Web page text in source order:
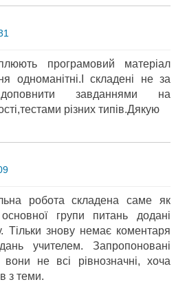
програмовий матеріал
одноманітні.І складені не за
завданнями на
різних типів.Дякую
робота складена саме як
групи питань додані
Тільки знову немає коментаря
учителем. Запропоновані
вони не всі рівнозначні, хоча
з теми.